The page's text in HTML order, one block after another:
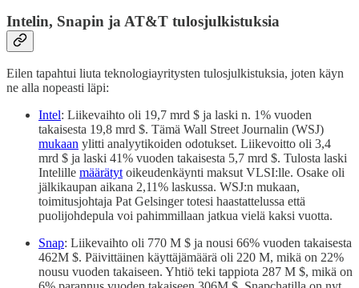
Intelin, Snapin ja AT&T tulosjulkistuksia
Eilen tapahtui liuta teknologiayritysten tulosjulkistuksia, joten käyn
ne alla nopeasti läpi:
Intel: Liikevaihto oli 19,7 mrd $ ja laski n. 1% vuoden
takaisesta 19,8 mrd $. Tämä Wall Street Journalin (WSJ)
mukaan ylitti analyytikoiden odotukset. Liikevoitto oli 3,4
mrd $ ja laski 41% vuoden takaisesta 5,7 mrd $. Tulosta laski
Intelille määrätyt oikeudenkäynti maksut VLSI:lle. Osake oli
jälkikaupan aikana 2,11% laskussa. WSJ:n mukaan,
toimitusjohtaja Pat Gelsinger totesi haastattelussa että
puolijohdepula voi pahimmillaan jatkua vielä kaksi vuotta.
Snap: Liikevaihto oli 770 M $ ja nousi 66% vuoden takaisesta
462M $. Päivittäinen käyttäjämäärä oli 220 M, mikä on 22%
nousu vuoden takaiseen. Yhtiö teki tappiota 287 M $, mikä on